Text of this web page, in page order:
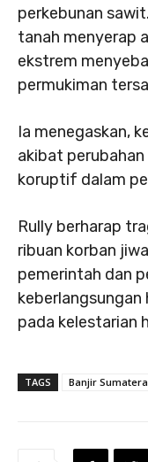
perkebunan
tanah menyerap
ekstrem
permukiman
Ia menegaskan,
akibat
koruptif dalam
Rully berharap
ribuan korban
pemerintah dan
pada kelestarian
TAGS Banjir Sumatera